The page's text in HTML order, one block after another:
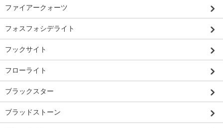
ファイアークォーツ
フォスフォシデライト
フックサイト
フローライト
ブラックスター
ブラッドストーン